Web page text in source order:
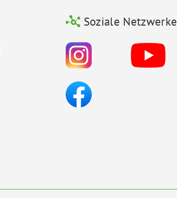
Soziale Netzwerke